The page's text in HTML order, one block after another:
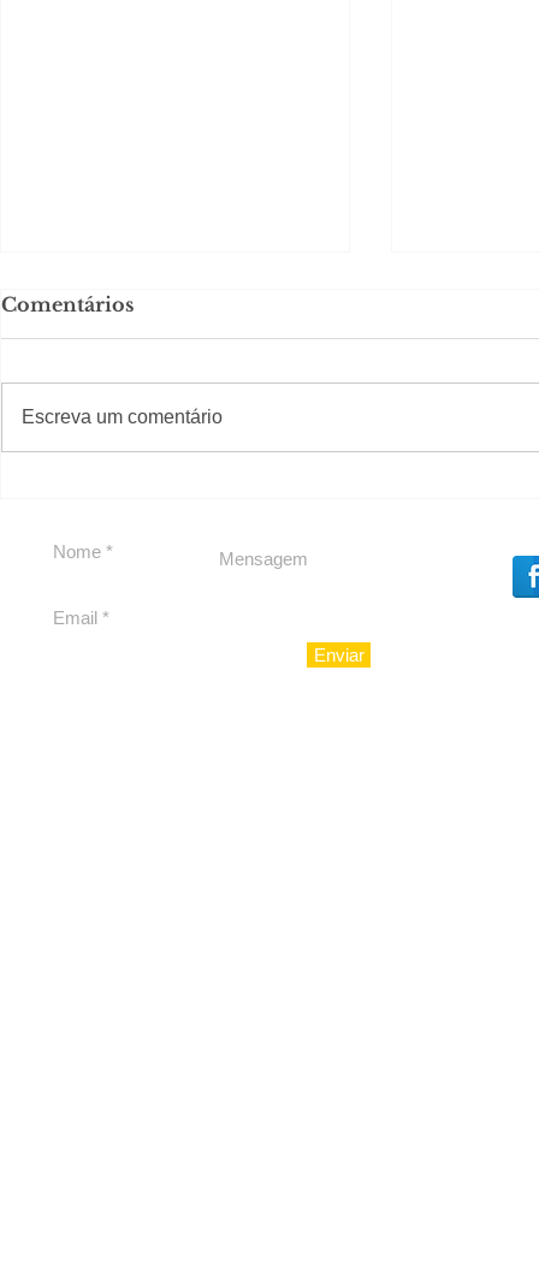
Agenda
Comentários
Escreva um comentário
#Sugestões
Enviar